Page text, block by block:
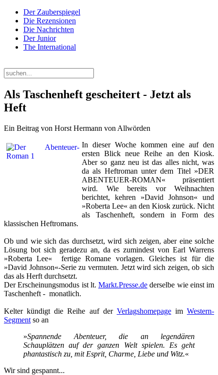
Der Zauberspiegel
Die Rezensionen
Die Nachrichten
Der Junior
The International
Als Taschenheft gescheitert - Jetzt als
Heft
Ein Beitrag von Horst Hermann von Allwörden
In dieser Woche kommen eine auf den
ersten Blick neue Reihe an den Kiosk.
Aber so ganz neu ist das alles nicht, was
da als Heftroman unter dem Titel »DER
ABENTEUER-ROMAN« präsentiert
wird. Wie bereits vor Weihnachten
berichtet, kehren »David Johnson« und
»Roberta Lee« an den Kiosk zurück. Nicht
als Taschenheft, sondern in Form des
klassischen Heftromans.
Ob und wie sich das durchsetzt, wird sich zeigen, aber eine solche
Lösung bot sich geradezu an, da es zumindest von Earl Warrens
»Roberta Lee« fertige Romane vorlagen. Gleiches ist für die
»David Johnson«-Serie zu vermuten. Jetzt wird sich zeigen, ob sich
das als Herft durchsetzt.
Der Erscheinungsmodus ist lt. Markt.Presse.de derselbe wie einst im
Taschenheft - monatlich.
Kelter kündigt die Reihe auf der Verlagshomepageim Western-
Segment so an
»Spannende Abenteuer, die an legendären
Schauplätzen auf der ganzen Welt spielen. Es geht
phantastisch zu, mit Esprit, Charme, Liebe und Witz.«
Wir sind gespannt...